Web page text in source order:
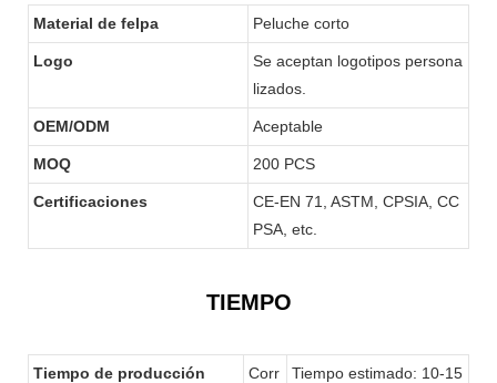
Material de felpa Peluche corto
Logo
Se aceptan logotipos persona
lizados.
OEM/ODM Aceptable
MOQ 200 PCS
Certificaciones
CE-EN 71, ASTM, CPSIA, CC
PSA, etc.
TIEMPO
Tiempo de producción
Corr
Tiempo estimado: 10-15